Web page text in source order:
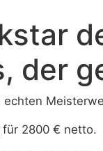
der
für 2800 € netto.